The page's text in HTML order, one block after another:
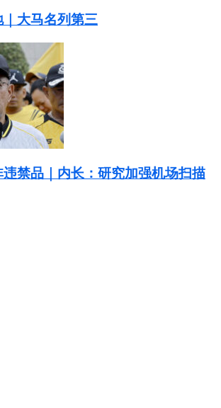
大马名列第三
违禁品｜内长：研究加强机场扫描